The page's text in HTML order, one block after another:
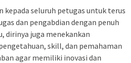
kepada seluruh petugas untuk terus
dan pengabdian dengan penuh
dirinya juga menekankan
skill, dan pemahaman
agar memiliki inovasi dan